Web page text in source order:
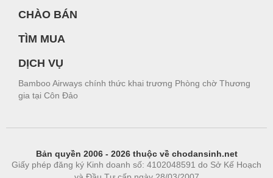
CHÀO BÁN
TÌM MUA
DỊCH VỤ
Bamboo Airways chính thức khai trương Phòng chờ Thương
gia tại Côn Đảo
Bản quyền 2006 - 2026 thuộc về chodansinh.net
Giấy phép đăng ký Kinh doanh số: 4102048591 do Sở Kế Hoạch